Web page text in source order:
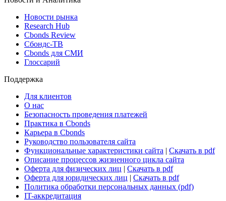
Новости рынка
Research Hub
Cbonds Review
Сбондс-ТВ
Cbonds для СМИ
Глоссарий
Поддержка
Для клиентов
О нас
Безопасность проведения платежей
Практика в Cbonds
Карьера в Cbonds
Руководство пользователя сайта
Функциональные характеристики сайта | Скачать в pdf
Описание процессов жизненного цикла сайта
Оферта для физических лиц | Скачать в pdf
Оферта для юридических лиц | Скачать в pdf
Политика обработки персональных данных (pdf)
IT-аккредитация